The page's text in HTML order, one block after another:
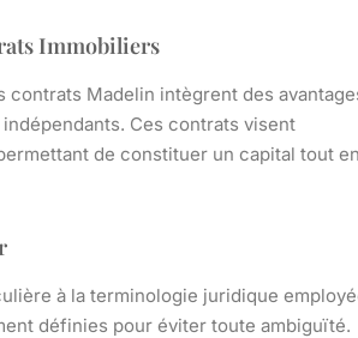
Immobiliers
Madelin intègrent des
Ces contrats visent
de constituer un capital tout en
à la terminologie juridique
définies pour éviter toute ambiguïté.